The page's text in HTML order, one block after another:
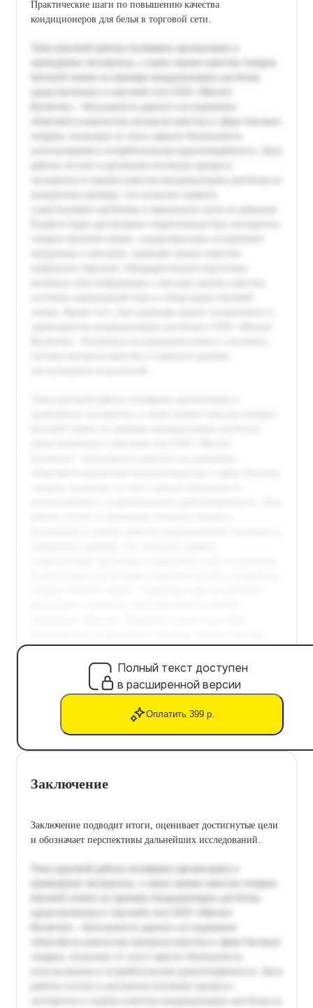
Практические шаги по повышению качества
кондиционеров для белья в торговой сети.
Полный текст доступен
в расширенной версии
Оплатить 399 р.
Заключение
Заключение подводит итоги, оценивает достигнутые цели
и обозначает перспективы дальнейших исследований.